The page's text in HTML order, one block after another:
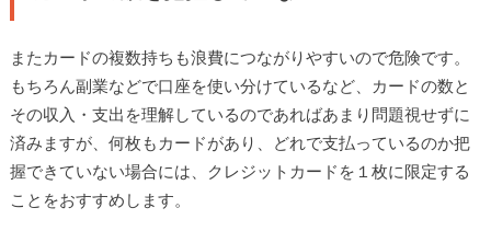
またカードの複数持ちも浪費につながりやすいので危険です。
もちろん副業などで口座を使い分けているなど、カードの数と
その収入・支出を理解しているのであればあまり問題視せずに
済みますが、何枚もカードがあり、どれで支払っているのか把
握できていない場合には、クレジットカードを１枚に限定する
ことをおすすめします。